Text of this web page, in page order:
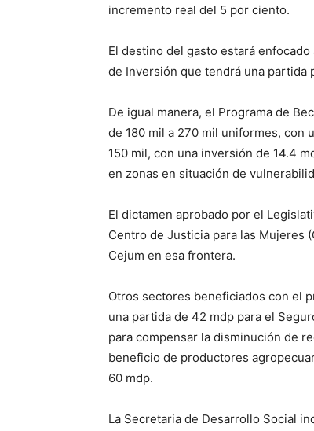
incremento real del 5 por ciento.
El destino del gasto estará
de Inversión que tendrá una partida
De igual manera, el Programa de
de 180 mil a 270 mil uniformes, con
150 mil, con una inversión de 14.4
en zonas en situación de
El dictamen aprobado por el
Centro de Justicia para las Mujeres
Cejum en esa frontera.
Otros sectores beneficiados con el
una partida de 42 mdp para el
para compensar la disminución de
beneficio de productores
60 mdp.
La Secretaria de Desarrollo Social